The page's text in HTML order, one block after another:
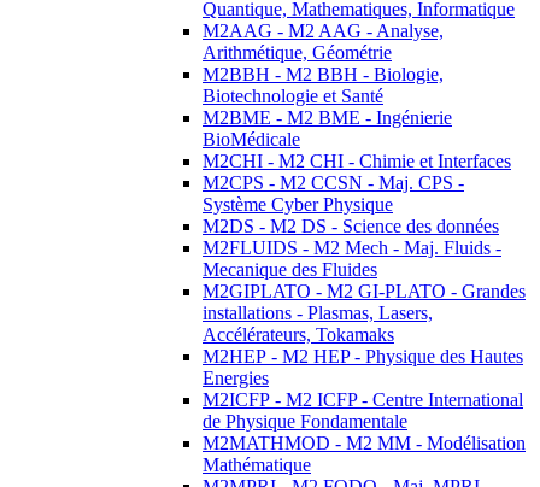
Quantique, Mathematiques, Informatique
M2AAG - M2 AAG - Analyse,
Arithmétique, Géométrie
M2BBH - M2 BBH - Biologie,
Biotechnologie et Santé
M2BME - M2 BME - Ingénierie
BioMédicale
M2CHI - M2 CHI - Chimie et Interfaces
M2CPS - M2 CCSN - Maj. CPS -
Système Cyber Physique
M2DS - M2 DS - Science des données
M2FLUIDS - M2 Mech - Maj. Fluids -
Mecanique des Fluides
M2GIPLATO - M2 GI-PLATO - Grandes
installations - Plasmas, Lasers,
Accélérateurs, Tokamaks
M2HEP - M2 HEP - Physique des Hautes
Energies
M2ICFP - M2 ICFP - Centre International
de Physique Fondamentale
M2MATHMOD - M2 MM - Modélisation
Mathématique